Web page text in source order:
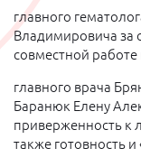
главного
Владимировича за
совместной
главного врача
Баранюк Елену
приверженность к
также готовность